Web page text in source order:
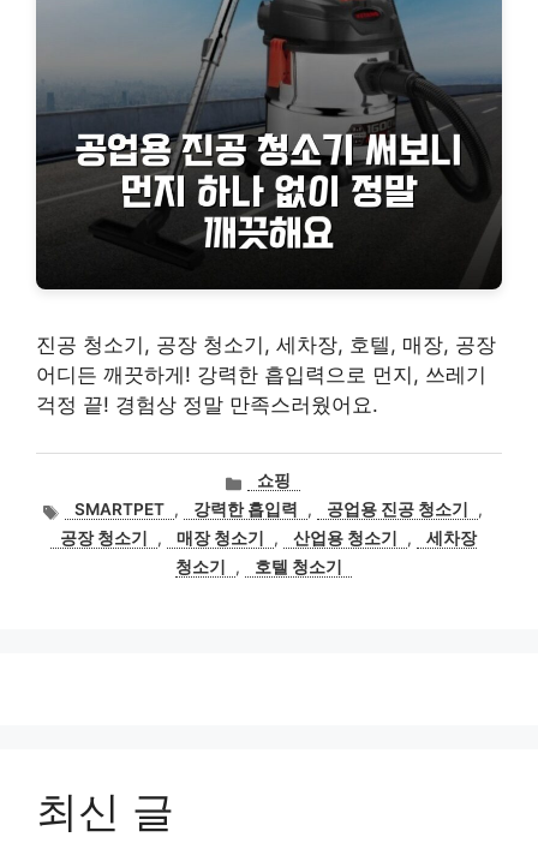
진공 청소기, 공장 청소기, 세차장, 호텔, 매장, 공장
어디든 깨끗하게! 강력한 흡입력으로 먼지, 쓰레기
걱정 끝! 경험상 정말 만족스러웠어요.
카
테
고
리
쇼핑
태
그
SMARTPET , 강력한 흡입력 , 공업용 진공 청소기
,
공장 청소기
, 매장 청소기 , 산업용 청소기 ,
세차장
청소기
, 호텔 청소기
최신 글